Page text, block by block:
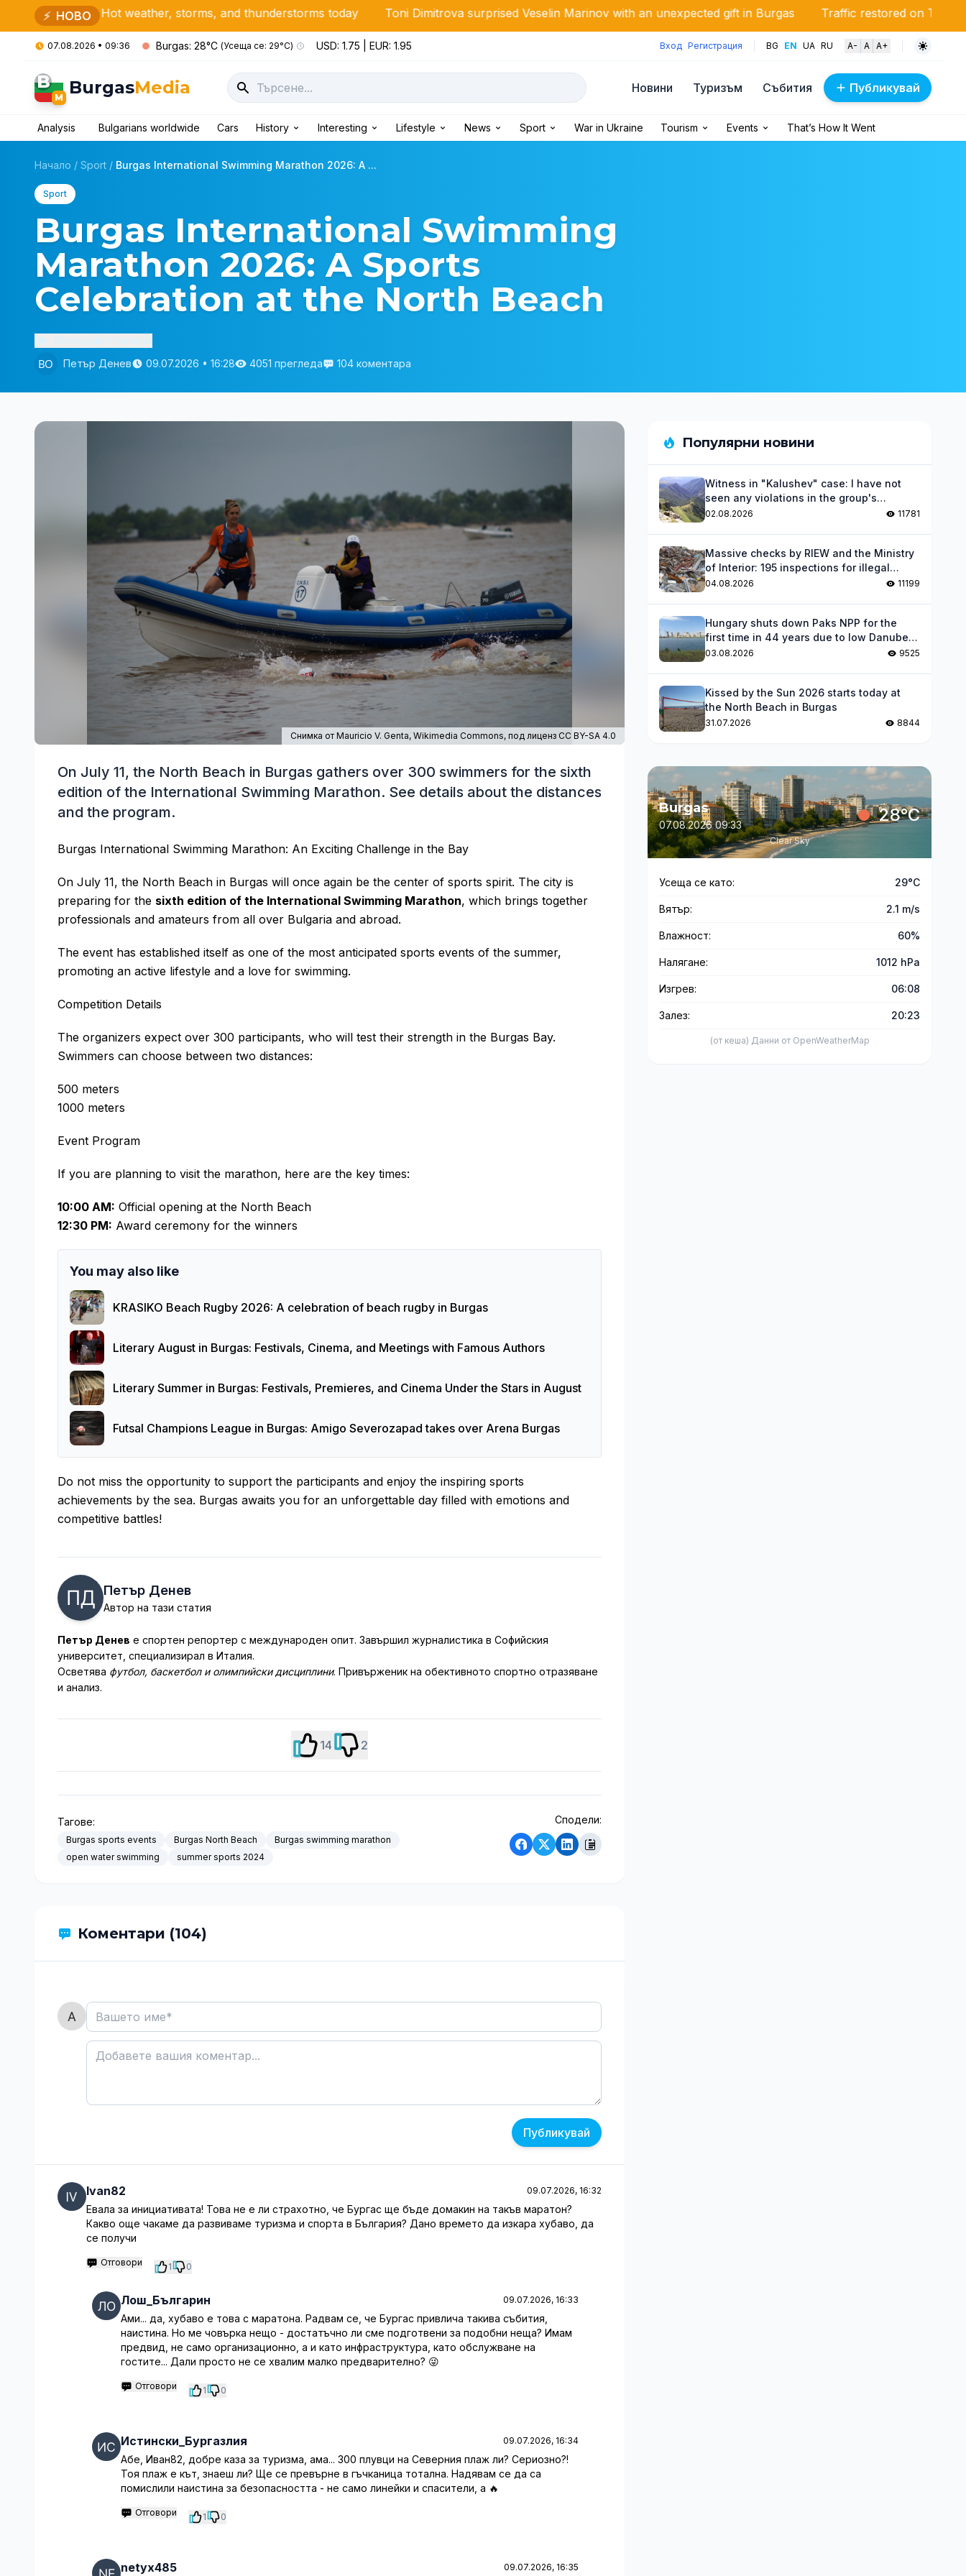
⚡ НОВО
Hot weather, storms, and thunderstorms today Toni Dimitrova surprised Veselin Marinov with an unexpected gift in Burgas Traffic restored on Trakia Motorway
07.08.2026 • 09:36 Burgas: 28°C (Усеща се: 29°C) USD: 1.75 | EUR: 1.95 Вход Регистрация BG EN UA RU A- A A+
B
M BurgasMedia Новини Туризъм Събития Публикувай
Analysis Bulgarians worldwide Cars History Interesting Lifestyle News Sport War in Ukraine Tourism Events That’s How It Went
Начало / Sport / Burgas International Swimming Marathon 2026: A ...
Sport
Burgas International Swimming
Marathon 2026: A Sports
Celebration at the North Beach
Петър Денев
09.07.2026 • 16:28 4051 прегледа 104 коментара
Снимка от Mauricio V. Genta,Wikimedia Commons, под лиценз CC BY-SA 4.0
On July 11, the North Beach in Burgas gathers over 300 swimmers for the sixth
edition of the International Swimming Marathon. See details about the distances
and the program.
Burgas International Swimming Marathon: An Exciting Challenge in the Bay
On July 11, the North Beach in Burgas will once again be the center of sports spirit. The city is
preparing for the sixth edition of the International Swimming Marathon, which brings together
professionals and amateurs from all over Bulgaria and abroad.
The event has established itself as one of the most anticipated sports events of the summer,
promoting an active lifestyle and a love for swimming.
Competition Details
The organizers expect over 300 participants, who will test their strength in the Burgas Bay.
Swimmers can choose between two distances:
500 meters
1000 meters
Event Program
If you are planning to visit the marathon, here are the key times:
10:00 AM: Official opening at the North Beach
12:30 PM: Award ceremony for the winners
You may also like
KRASIKO Beach Rugby 2026: A celebration of beach rugby in Burgas
Literary August in Burgas: Festivals, Cinema, and Meetings with Famous Authors
Literary Summer in Burgas: Festivals, Premieres, and Cinema Under the Stars in August
Futsal Champions League in Burgas: Amigo Severozapad takes over Arena Burgas
Do not miss the opportunity to support the participants and enjoy the inspiring sports
achievements by the sea. Burgas awaits you for an unforgettable day filled with emotions and
competitive battles!
Петър Денев
Автор на тази статия
Петър Денев е спортен репортер с международен опит. Завършил журналистика в Софийския
университет, специализирал в Италия.
Осветява футбол, баскетбол и олимпийски дисциплини. Привърженик на обективното спортно отразяване
и анализ.
14 2
Тагове:
Burgas sports events Burgas North Beach
Burgas swimming marathon
open water swimming
summer sports 2024
Сподели:
Коментари (104)
Публикувай
Ivan82 09.07.2026, 16:32
Евала за инициативата! Това не е ли страхотно, че Бургас ще бъде домакин на такъв маратон?
Какво още чакаме да развиваме туризма и спорта в България? Дано времето да изкара хубаво, да
се получи
Отговори 1 0
Лош_Българин 09.07.2026, 16:33
Ами... да, хубаво е това с маратона. Радвам се, че Бургас привлича такива събития,
наистина. Но ме човърка нещо - достатъчно ли сме подготвени за подобни неща? Имам
предвид, не само организационно, а и като инфраструктура, като обслужване на
гостите... Дали просто не се хвалим малко предварително? 😜
Отговори 1 0
Истински_Бургазлия 09.07.2026, 16:34
Абе, Иван82, добре каза за туризма, ама... 300 плувци на Северния плаж ли? Сериозно?!
Тоя плаж е кът, знаеш ли? Ще се превърне в гъчканица тотална. Надявам се да са
помислили наистина за безопасността - не само линейки и спасители, а 🔥
Отговори 1 0
netyx485 09.07.2026, 16:35
Популярни новини
Witness in "Kalushev" case: I have not
seen any violations in the group's
activities
02.08.2026 11781
Massive checks by RIEW and the Ministry
of Interior: 195 inspections for illegal
waste
04.08.2026 11199
Hungary shuts down Paks NPP for the
first time in 44 years due to low Danube
levels
03.08.2026 9525
Kissed by the Sun 2026 starts today at
the North Beach in Burgas
31.07.2026 8844
Burgas
07.08.2026 09:33 28°C
Clear Sky
Усеща се като: 29°C
Вятър: 2.1 m/s
Влажност: 60%
Налягане: 1012 hPa
Изгрев: 06:08
Залез: 20:23
(от кеша) Данни от OpenWeatherMap